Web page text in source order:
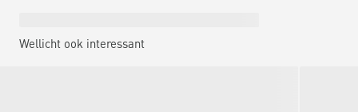
Wellicht ook interessant